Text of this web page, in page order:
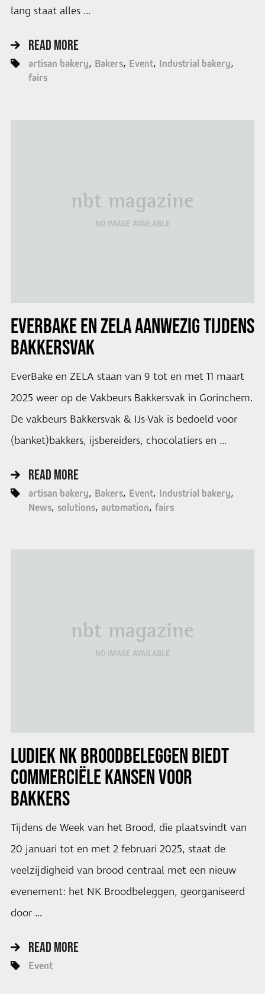
lang staat alles …
READ MORE
artisan bakery Bakers Event Industrial bakery
fairs
nbt magazine
NO IMAGE AVAILABLE
EVERBAKE EN ZELA AANWEZIG TIJDENS
BAKKERSVAK
EverBake en ZELA staan van 9 tot en met 11 maart
2025 weer op de Vakbeurs Bakkersvak in Gorinchem.
De vakbeurs Bakkersvak & IJs-Vak is bedoeld voor
(banket)bakkers, ijsbereiders, chocolatiers en …
READ MORE
artisan bakery Bakers Event Industrial bakery
News solutions automation fairs
nbt magazine
NO IMAGE AVAILABLE
LUDIEK NK BROODBELEGGEN BIEDT
COMMERCIËLE KANSEN VOOR
BAKKERS
Tijdens de Week van het Brood, die plaatsvindt van
20 januari tot en met 2 februari 2025, staat de
veelzijdigheid van brood centraal met een nieuw
evenement: het NK Broodbeleggen, georganiseerd
door …
READ MORE
Event